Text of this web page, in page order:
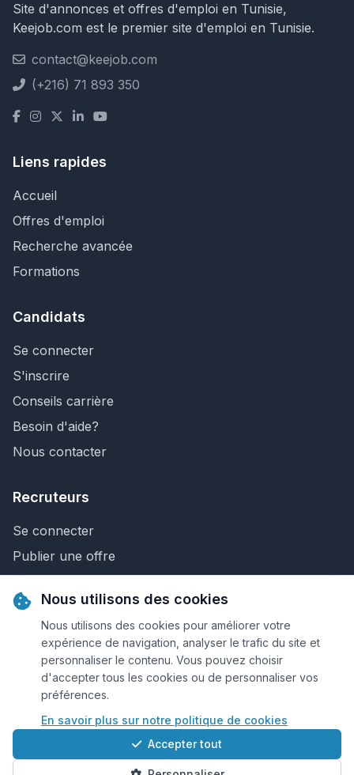
Site d'annonces et offres d'emploi en Tunisie,
Keejob.com est le premier site d'emploi en Tunisie.
contact@keejob.com
(+216) 71 893 350
Liens rapides
Accueil
Offres d'emploi
Recherche avancée
Formations
Candidats
Se connecter
S'inscrire
Conseils carrière
Besoin d'aide?
Nous contacter
Recruteurs
Se connecter
Publier une offre
Nous contacter
© 2026 Keejob.com. Tous droits réservés.
Conditions et règlement
Cookies
Qui sommes-nous?
Nous utilisons des cookies
Nous utilisons des cookies pour améliorer votre
expérience de navigation, analyser le trafic du site et
personnaliser le contenu. Vous pouvez choisir
d'accepter tous les cookies ou de personnaliser vos
préférences.
En savoir plus sur notre politique de cookies
Accepter tout